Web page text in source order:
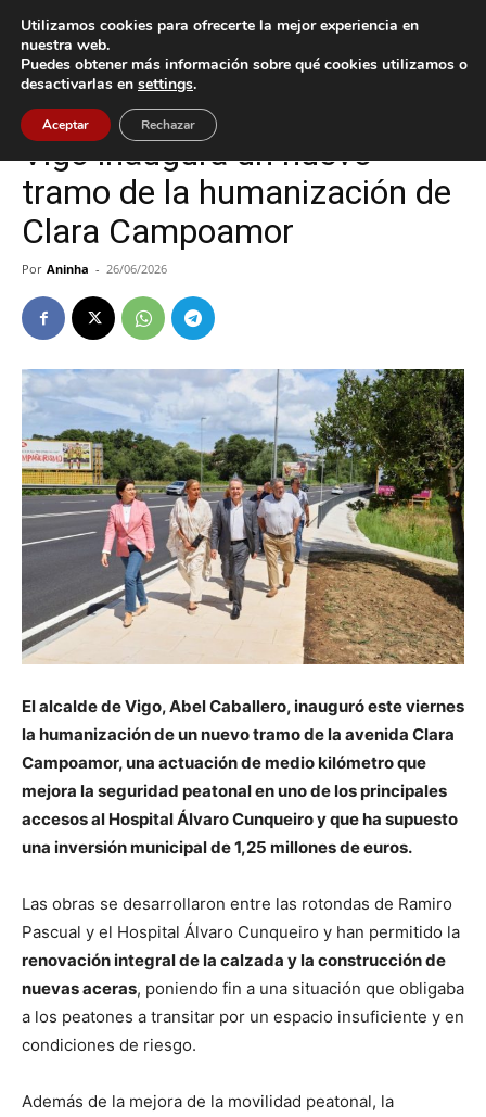
Inicio Tecnología
Tecnología Vigo
Vigo inaugura un nuevo
tramo de la humanización de
Clara Campoamor
Por Aninha - 26/06/2026
El alcalde de Vigo, Abel Caballero, inauguró este viernes
la humanización de un nuevo tramo de la avenida Clara
Campoamor, una actuación de medio kilómetro que
mejora la seguridad peatonal en uno de los principales
accesos al Hospital Álvaro Cunqueiro y que ha supuesto
una inversión municipal de 1,25 millones de euros.
Las obras se desarrollaron entre las rotondas de Ramiro
Pascual y el Hospital Álvaro Cunqueiro y han permitido la
renovación integral de la calzada y la construcción de
nuevas aceras, poniendo fin a una situación que obligaba
a los peatones a transitar por un espacio insuficiente y en
condiciones de riesgo.
Además de la mejora de la movilidad peatonal, la
Utilizamos cookies para ofrecerte la mejor experiencia en
nuestra web.
Puedes obtener más información sobre qué cookies utilizamos o
desactivarlas en settings.
Aceptar Rechazar